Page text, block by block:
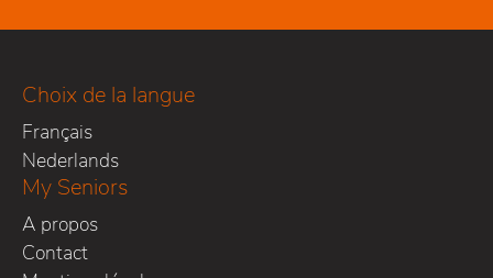
Choix de la langue
Français
Nederlands
My Seniors
A propos
Contact